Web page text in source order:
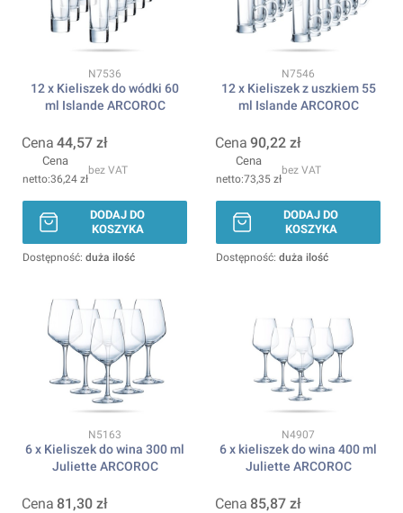
Kod produktu
N7536
12 x Kieliszek do wódki 60
ml Islande ARCOROC
Cena 44,57 zł
Cena
36,24 zł
bez VAT
DODAJ DO
KOSZYKA
Dostępność: duża ilość
Kod produktu
N7546
12 x Kieliszek z uszkiem 55
ml Islande ARCOROC
Cena 90,22 zł
Cena
73,35 zł
bez VAT
DODAJ DO
KOSZYKA
Dostępność: duża ilość
Kod produktu
N5163
6 x Kieliszek do wina 300 ml
Juliette ARCOROC
Cena 81,30 zł
Kod produktu
N4907
6 x kieliszek do wina 400 ml
Juliette ARCOROC
Cena 85,87 zł